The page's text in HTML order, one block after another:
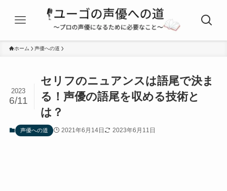
ホーム 声優への道
セリフのニュアンスは語尾で決ま
る！声優の語尾を収める技術と
は？
2023
6/11
声優への道 2021年6月14日 2023年6月11日